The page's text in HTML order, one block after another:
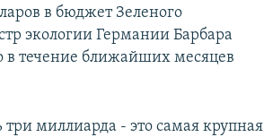
в бюджет Зеленого
экологии Германии Барбара
в течение ближайших месяцев
миллиарда - это самая крупная